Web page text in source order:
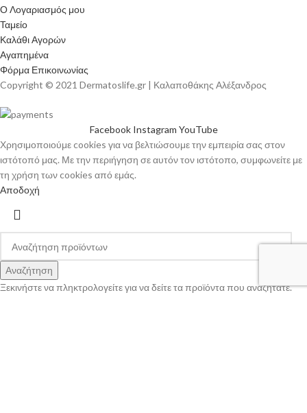
Ο Λογαριασμός μου
Ταμείο
Καλάθι Αγορών
Αγαπημένα
Φόρμα Επικοινωνίας
Copyright © 2021 Dermatoslife.gr | Καλαποθάκης Αλέξανδρος
Facebook Instagram YouTube
Χρησιμοποιούμε cookies για να βελτιώσουμε την εμπειρία σας στον
ιστότοπό μας. Με την περιήγηση σε αυτόν τον ιστότοπο, συμφωνείτε με
τη χρήση των cookies από εμάς.
Αποδοχή
Αναζήτηση
Ξεκινήστε να πληκτρολογείτε για να δείτε τα προϊόντα που αναζητάτε.